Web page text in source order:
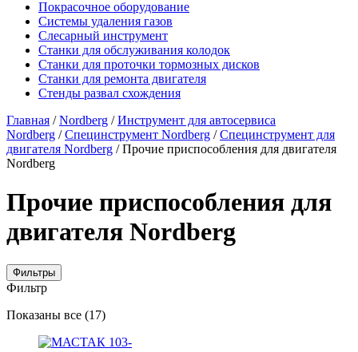
Покрасочное оборудование
Системы удаления газов
Слесарный инструмент
Станки для обслуживания колодок
Станки для проточки тормозных дисков
Станки для ремонта двигателя
Стенды развал схождения
Главная /Nordberg /Инструмент для автосервиса
Nordberg /Специнструмент Nordberg /Специнструмент для
двигателя Nordberg / Прочие приспособления для двигателя
Nordberg
Прочие приспособления для
двигателя Nordberg
Фильтры
Фильтр
Показаны все (17)Цены:
убыванию